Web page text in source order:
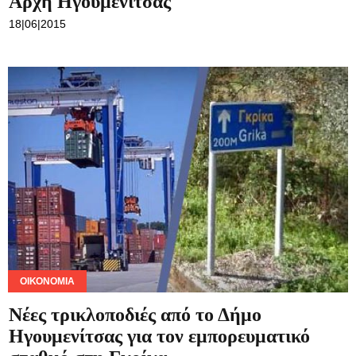
ΟΙΚΟΝΟΜΊΑ
Νέες τρικλοποδιές από το Δήμο
Ηγουμενίτσας για τον εμπορευματικό
σταθμό στη Γκρίκα
16|06|2015